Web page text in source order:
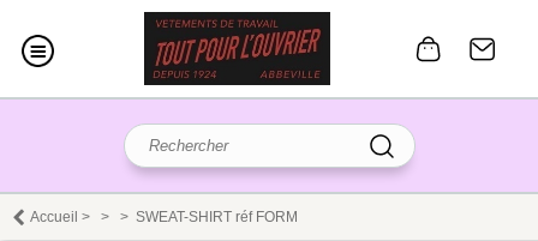
Accueil > > > SWEAT-SHIRT réf FORM